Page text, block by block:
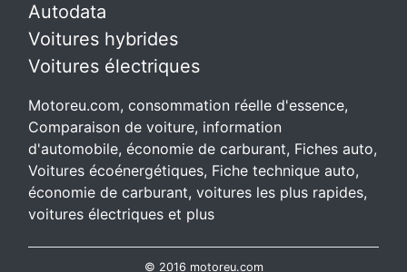
Autodata
Voitures hybrides
Voitures électriques
Motoreu.com, consommation réelle d'essence,
Comparaison de voiture, information
d'automobile, économie de carburant, Fiches auto,
Voitures écoénergétiques, Fiche technique auto,
économie de carburant, voitures les plus rapides,
voitures électriques et plus
© 2016 motoreu.com